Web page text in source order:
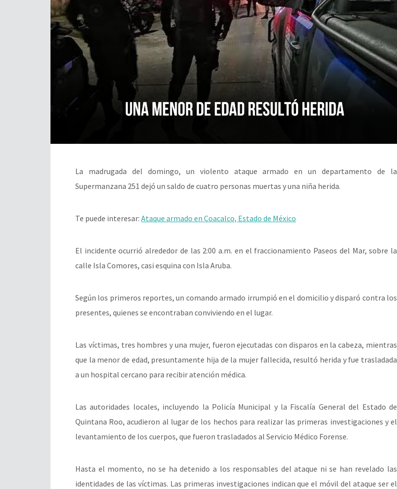
La madrugada del domingo, un violento ataque armado en un departamento de la
Supermanzana 251 dejó un saldo de cuatro personas muertas y una niña herida.
Te puede interesar: Ataque armado en Coacalco, Estado de México
El incidente ocurrió alrededor de las 2:00 a.m. en el fraccionamiento Paseos del Mar, sobre la
calle Isla Comores, casi esquina con Isla Aruba.
Según los primeros reportes, un comando armado irrumpió en el domicilio y disparó contra los
presentes, quienes se encontraban conviviendo en el lugar.
Las víctimas, tres hombres y una mujer, fueron ejecutadas con disparos en la cabeza, mientras
que la menor de edad, presuntamente hija de la mujer fallecida, resultó herida y fue trasladada
a un hospital cercano para recibir atención médica.
Las autoridades locales, incluyendo la Policía Municipal y la Fiscalía General del Estado de
Quintana Roo, acudieron al lugar de los hechos para realizar las primeras investigaciones y el
levantamiento de los cuerpos, que fueron trasladados al Servicio Médico Forense.
Hasta el momento, no se ha detenido a los responsables del ataque ni se han revelado las
identidades de las víctimas. Las primeras investigaciones indican que el móvil del ataque ser el